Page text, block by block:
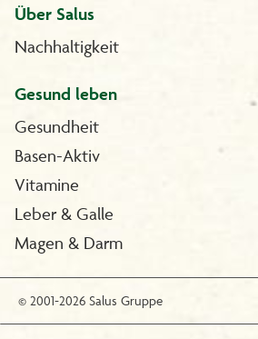
Über Salus
Nachhaltigkeit
Gesund leben
Gesundheit
Basen-Aktiv
Vitamine
Leber & Galle
Magen & Darm
© 2001-2026 Salus Gruppe